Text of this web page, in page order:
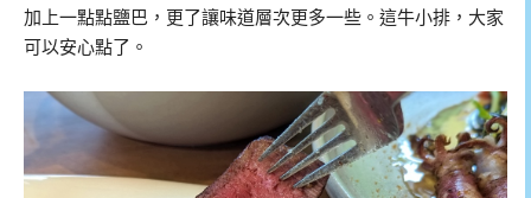
加上一點點鹽巴，更了讓味道層次更多一些。這牛小排，大家
可以安心點了。